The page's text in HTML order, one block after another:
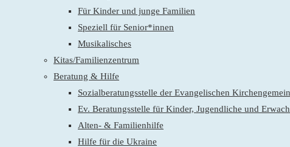
Für Kinder und junge Familien
Speziell für Senior*innen
Musikalisches
Kitas/Familienzentrum
Beratung & Hilfe
Sozialberatungsstelle der Evangelischen
Ev. Beratungsstelle für Kinder, Jugendliche und
Alten- & Familienhilfe
Hilfe für die Ukraine